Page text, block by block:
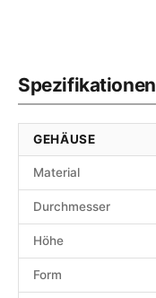
Spezifikationen
GEHÄUSE
Material
Durchmesser
Höhe
Form